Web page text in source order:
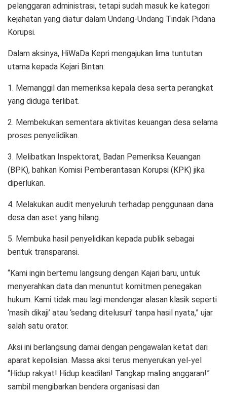
pelanggaran administrasi, tetapi sudah masuk ke kategori
kejahatan yang diatur dalam Undang-Undang Tindak Pidana
Korupsi.
Dalam aksinya, HiWaDa Kepri mengajukan lima tuntutan
utama kepada Kejari Bintan:
1. Memanggil dan memeriksa kepala desa serta perangkat
yang diduga terlibat.
2. Membekukan sementara aktivitas keuangan desa selama
proses penyelidikan.
3. Melibatkan Inspektorat, Badan Pemeriksa Keuangan
(BPK), bahkan Komisi Pemberantasan Korupsi (KPK) jika
diperlukan.
4. Melakukan audit menyeluruh terhadap penggunaan dana
desa dan aset yang hilang.
5. Membuka hasil penyelidikan kepada publik sebagai
bentuk transparansi.
“Kami ingin bertemu langsung dengan Kajari baru, untuk
menyerahkan data dan menuntut komitmen penegakan
hukum. Kami tidak mau lagi mendengar alasan klasik seperti
‘masih dikaji’ atau ‘sedang ditelusuri’ tanpa hasil nyata,” ujar
salah satu orator.
Aksi ini berlangsung damai dengan pengawalan ketat dari
aparat kepolisian. Massa aksi terus menyerukan yel-yel
“Hidup rakyat! Hidup keadilan! Tangkap maling anggaran!”
sambil mengibarkan bendera organisasi dan